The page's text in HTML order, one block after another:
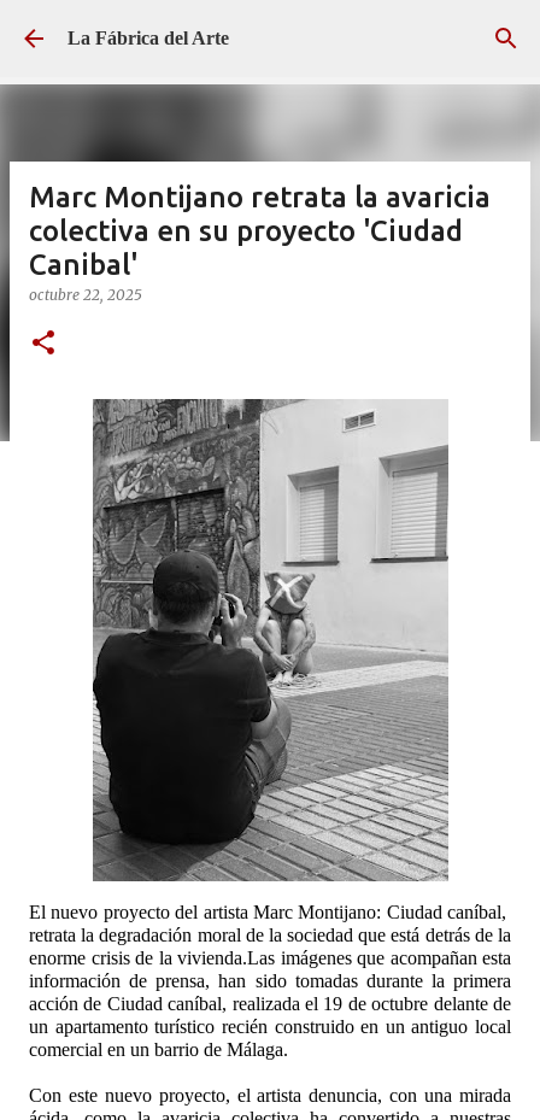
Ir al contenido principal
La Fábrica del Arte
Marc Montijano retrata la avaricia
colectiva en su proyecto 'Ciudad
Canibal'
octubre 22, 2025
El nuevo proyecto del artista Marc Montijano: Ciudad caníbal,
retrata la degradación moral de la sociedad que está detrás de la
enorme crisis de la vivienda.Las imágenes que acompañan esta
información de prensa, han sido tomadas durante la primera
acción de Ciudad caníbal, realizada el 19 de octubre delante de
un apartamento turístico recién construido en un antiguo local
comercial en un barrio de Málaga.
Con este nuevo proyecto, el artista denuncia, con una mirada